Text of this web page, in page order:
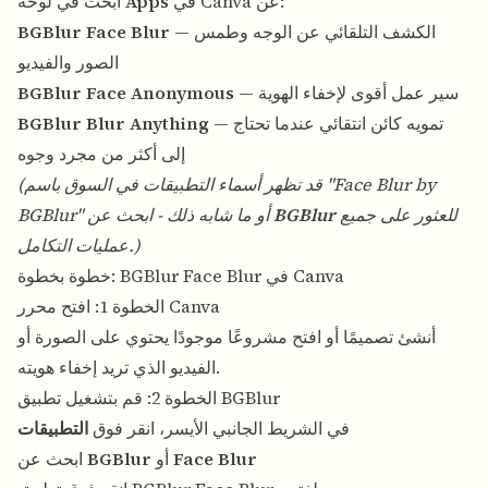
BGBlur Face Blur — الكشف التلقائي عن الوجه وطمس
الصور والفيديو
BGBlur Face Anonymous
— سير عمل أقوى لإخفاء الهوية
BGBlur Blur Anything — تمويه كائن انتقائي عندما تحتاج
إلى أكثر من مجرد وجوه
(قد تظهر أسماء التطبيقات في السوق باسم "Face Blur by
BGBlur" أو ما شابه ذلك - ابحث عنBGBlurللعثور على جميع
عمليات التكامل.)
خطوة بخطوة: BGBlur Face Blur في Canva
الخطوة 1: افتح محرر Canva
أنشئ تصميمًا أو افتح مشروعًا موجودًا يحتوي على الصورة أو
الفيديو الذي تريد إخفاء هويته.
الخطوة 2: قم بتشغيل تطبيق BGBlur
في الشريط الجانبي الأيسر، انقر فوقالتطبيقات
BGBlur
Face Blur